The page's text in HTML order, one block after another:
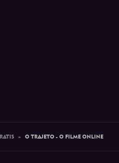
» O TRAJETO - O FILME ONLINE